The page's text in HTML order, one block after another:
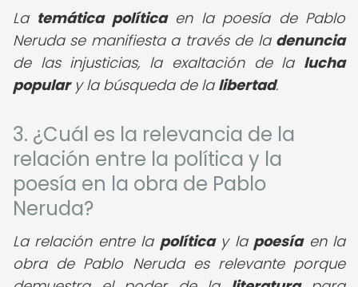
La temática políticaen la poesía de Pablo
Neruda se manifiesta a través de la denuncia
de las injusticias, la exaltación de la lucha
populary la búsqueda de la libertad.
3. ¿Cuál es la relevancia de la
relación entre la política y la
poesía en la obra de Pablo
Neruda?
La relación entre la políticay la poesíaen la
obra de Pablo Neruda es relevante porque